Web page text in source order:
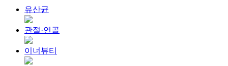
유산균
관절·연골
이너뷰티